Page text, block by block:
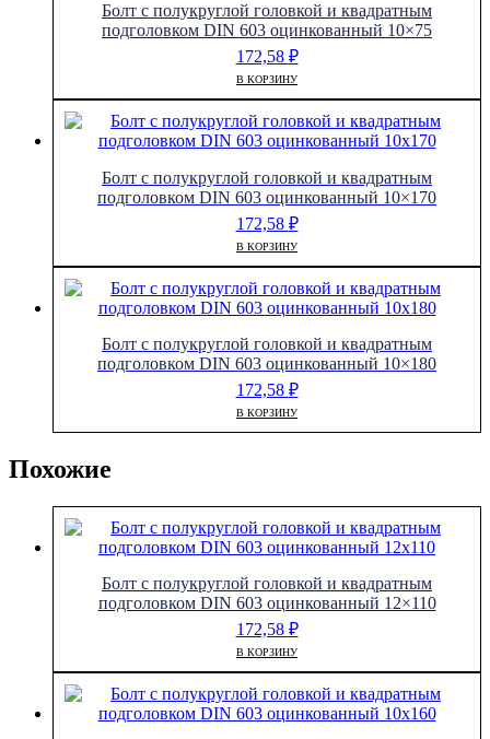
Болт с полукруглой головкой и квадратным
подголовком DIN 603 оцинкованный 10×75
172,58 ₽
В КОРЗИНУ
Болт с полукруглой головкой и квадратным
подголовком DIN 603 оцинкованный 10×170
172,58 ₽
В КОРЗИНУ
Болт с полукруглой головкой и квадратным
подголовком DIN 603 оцинкованный 10×180
172,58 ₽
В КОРЗИНУ
Похожие
Болт с полукруглой головкой и квадратным
подголовком DIN 603 оцинкованный 12×110
172,58 ₽
В КОРЗИНУ